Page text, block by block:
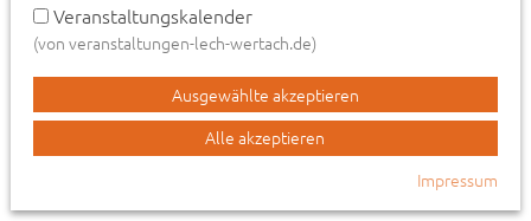
Auf unserer Website haben Sie die Möglichkeit, aktuelle
Veranstaltungen der Gemeinden Langerringen,
Hiltenfingen, Igling, Hurlach, Obermeitingen, Amberg und
Lamerdingen einzusehen und über ein Formular
Veranstaltungen einzureichen. Zur Einbettung verwenden
wir iFrames, die von der Website
bereitgestellt
Veranstaltungskalender
(von veranstaltungen-lech-wertach.de)
Ausgewählte akzeptieren
Alle akzeptieren
Impressum